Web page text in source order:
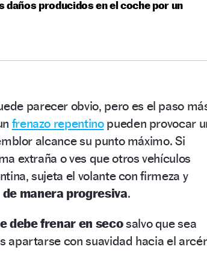
daños producidos en el coche por un
parecer obvio, pero es el paso
frenazo repentinopueden provocar
alcance su punto máximo. Si
extraña o ves que otros vehículos
sujeta el volante con firmeza y
manera progresiva.
debe frenar en secosalvo que sea
apartarse con suavidad hacia el